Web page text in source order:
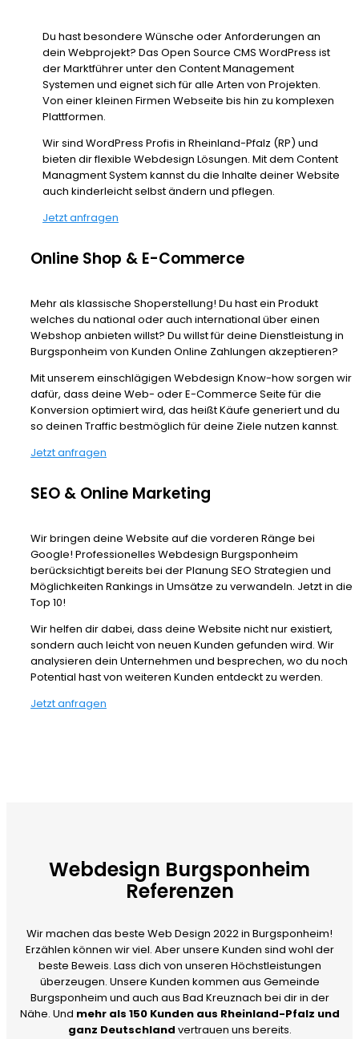
Du hast besondere Wünsche oder Anforderungen an
dein Webprojekt? Das Open Source CMS WordPress ist
der Marktführer unter den Content Management
Systemen und eignet sich für alle Arten von Projekten.
Von einer kleinen Firmen Webseite bis hin zu komplexen
Plattformen.
Wir sind WordPress Profis in Rheinland-Pfalz (RP) und
bieten dir flexible Webdesign Lösungen. Mit dem Content
Managment System kannst du die Inhalte deiner Website
auch kinderleicht selbst ändern und pflegen.
Jetzt anfragen
Online Shop & E-Commerce
Mehr als klassische Shoperstellung! Du hast ein Produkt
welches du national oder auch international über einen
Webshop anbieten willst? Du willst für deine Dienstleistung in
Burgsponheim von Kunden Online Zahlungen akzeptieren?
Mit unserem einschlägigen Webdesign Know-how sorgen wir
dafür, dass deine Web- oder E-Commerce Seite für die
Konversion optimiert wird, das heißt Käufe generiert und du
so deinen Traffic bestmöglich für deine Ziele nutzen kannst.
Jetzt anfragen
SEO & Online Marketing
Wir bringen deine Website auf die vorderen Ränge bei
Google! Professionelles Webdesign Burgsponheim
berücksichtigt bereits bei der Planung SEO Strategien und
Möglichkeiten Rankings in Umsätze zu verwandeln. Jetzt in die
Top 10!
Wir helfen dir dabei, dass deine Website nicht nur existiert,
sondern auch leicht von neuen Kunden gefunden wird. Wir
analysieren dein Unternehmen und besprechen, wo du noch
Potential hast von weiteren Kunden entdeckt zu werden.
Jetzt anfragen
Webdesign Burgsponheim
Referenzen
Wir machen das beste Web Design 2022 in Burgsponheim!
Erzählen können wir viel. Aber unsere Kunden sind wohl der
beste Beweis. Lass dich von unseren Höchstleistungen
überzeugen. Unsere Kunden kommen aus Gemeinde
Burgsponheim und auch aus Bad Kreuznach bei dir in der
Nähe. Und mehr als 150 Kunden aus Rheinland-Pfalz und
ganz Deutschland vertrauen uns bereits.